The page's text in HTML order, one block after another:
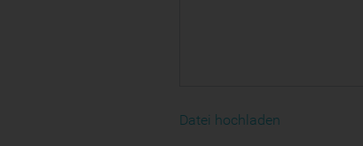
Datei hochladen